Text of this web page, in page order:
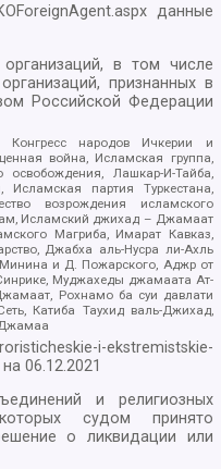
данные
в том числе
признанных в
Российской Федерации
народов Ичкерии и
война, Исламская группа,
освобождения, Лашкар-И-Тайба,
партия Туркестана,
возрождения исламского
Исламский джихад – Джамаат
Магриба, Имарат Кавказ,
Джабха аль-Нусра ли-Ахль
и Д. Пожарского, Аджр от
Муджахеды джамаата Ат-
Рохнамо ба суи давлати
Катиба Таухид валь-Джихад,
i-ekstremistskie-
на06.12.2021
и религиозных
судом принято
о ликвидации или